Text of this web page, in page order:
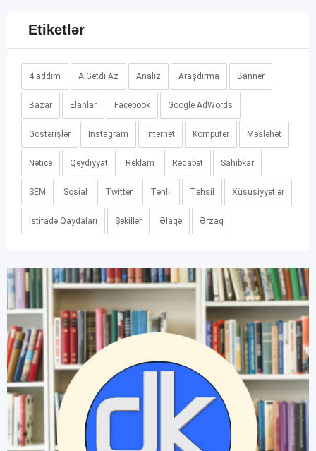
Etiketlər
4 addım AlGetdi.Az Analiz Araşdırma Banner
Bazar Elanlar Facebook Google AdWords
Göstərişlər Instagram Internet Kompüter Məsləhət
Nəticə Qeydiyyat Reklam Rəqabət Sahibkar
SEM Sosial Twitter Təhlil Təhsil Xüsusiyyətlər
İstifadə Qaydaları Şəkillər Əlaqə Ərzaq